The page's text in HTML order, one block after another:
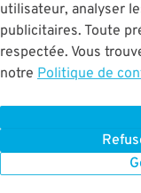
utilisateur, analyser
publicitaires. Toute
respectée. Vous
notre Politique de
Tous les
Terms of Use for Motorists|
Your Privacy Choices